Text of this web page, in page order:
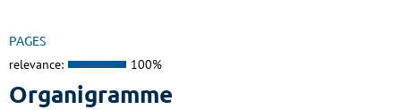
PAGES
relevance: 100%
Organigramme